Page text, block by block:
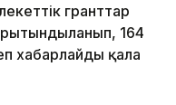
гранттар
164
хабарлайды қала